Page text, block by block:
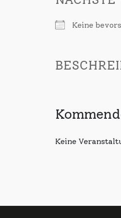
Keine
Keine